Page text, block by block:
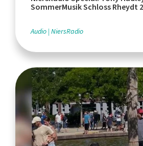
SommerMusik Schloss Rheydt
Audio NiersRadio